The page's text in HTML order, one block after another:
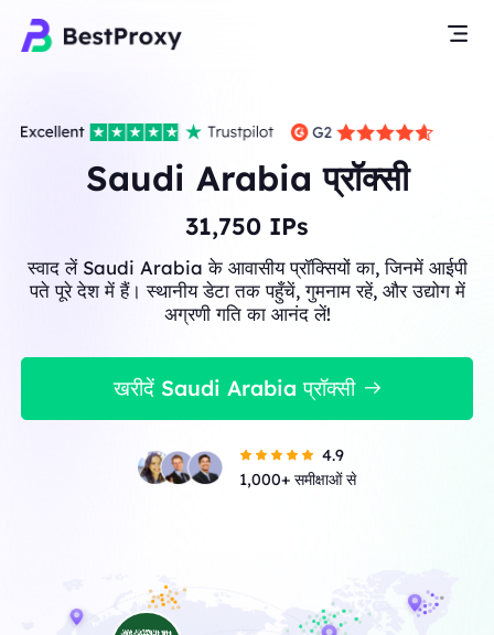
Saudi Arabia प्रॉक्सी
31,750 IPs
स्वाद लें Saudi Arabia के आवासीय प्रॉक्सियों का, जिनमें आईपी
पते पूरे देश में हैं। स्थानीय डेटा तक पहुँचें, गुमनाम रहें, और उद्योग में
अग्रणी गति का आनंद लें!
खरीदें Saudi Arabia प्रॉक्सी
4.9
1,000+ समीक्षाओं से